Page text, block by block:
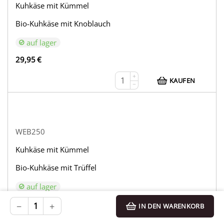
+
− IN DEN WARENKORB
Kuhkäse mit Kümmel
Bio-Kuhkäse mit Knoblauch
auf lager
29,95€
+
−
KAUFEN
WEB250
Kuhkäse mit Kümmel
Bio-Kuhkäse mit Trüffel
auf lager
33,95